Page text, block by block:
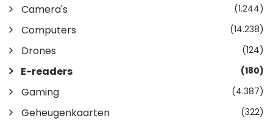
Camera's (1.244)
Computers (14.238)
Drones (124)
E-readers (180)
Gaming (4.387)
Geheugenkaarten (322)